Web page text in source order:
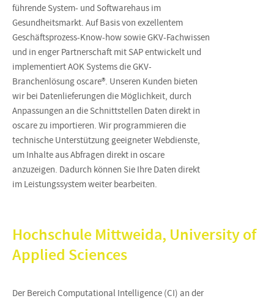
führende System- und Softwarehaus im
Gesundheitsmarkt. Auf Basis von exzellentem
Geschäftsprozess-Know-how sowie GKV-Fachwissen
und in enger Partnerschaft mit SAP entwickelt und
implementiert AOK Systems die GKV-
Branchenlösung oscare®. Unseren Kunden bieten
wir bei Datenlieferungen die Möglichkeit, durch
Anpassungen an die Schnittstellen Daten direkt in
oscare zu importieren. Wir programmieren die
technische Unterstützung geeigneter Webdienste,
um Inhalte aus Abfragen direkt in oscare
anzuzeigen. Dadurch können Sie Ihre Daten direkt
im Leistungssystem weiter bearbeiten.
Hochschule Mittweida, University of
Applied Sciences
Der Bereich Computational Intelligence (CI) an der